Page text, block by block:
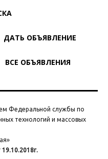
ДАТЬ ОБЪЯВЛЕНИЕ
ВСЕ ОБЪЯВЛЕНИЯ
Федеральной службы по
технологий и массовых